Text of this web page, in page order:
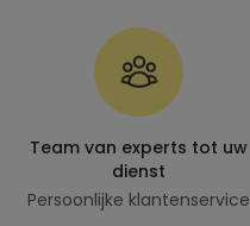
Team van experts tot uw
dienst
Persoonlijke klantenservice